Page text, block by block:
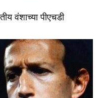
वंशाच्या पीएचडी